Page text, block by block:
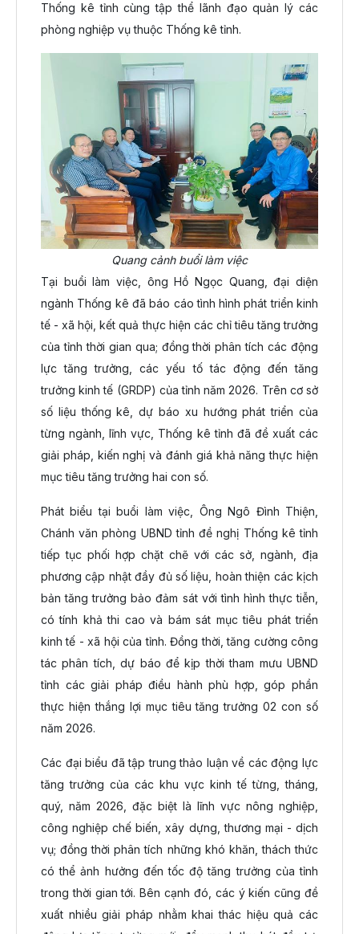
Thống kê tỉnh cùng tập thể lãnh đạo quản lý các
phòng nghiệp vụ thuộc Thống kê tỉnh.
Quang cảnh buổi làm việc
Tại buổi làm việc, ông Hồ Ngọc Quang, đại diện
ngành Thống kê đã báo cáo tình hình phát triển kinh
tế - xã hội, kết quả thực hiện các chỉ tiêu tăng trưởng
của tỉnh thời gian qua; đồng thời phân tích các động
lực tăng trưởng, các yếu tố tác động đến tăng
trưởng kinh tế (GRDP) của tỉnh năm 2026. Trên cơ sở
số liệu thống kê, dự báo xu hướng phát triển của
từng ngành, lĩnh vực, Thống kê tỉnh đã đề xuất các
giải pháp, kiến nghị và đánh giá khả năng thực hiện
mục tiêu tăng trưởng hai con số.
Phát biểu tại buổi làm việc, Ông Ngô Đình Thiện,
Chánh văn phòng UBND tỉnh đề nghị Thống kê tỉnh
tiếp tục phối hợp chặt chẽ với các sở, ngành, địa
phương cập nhật đầy đủ số liệu, hoàn thiện các kịch
bản tăng trưởng bảo đảm sát với tình hình thực tiễn,
có tính khả thi cao và bám sát mục tiêu phát triển
kinh tế - xã hội của tỉnh. Đồng thời, tăng cường công
tác phân tích, dự báo để kịp thời tham mưu UBND
tỉnh các giải pháp điều hành phù hợp, góp phần
thực hiện thắng lợi mục tiêu tăng trưởng 02 con số
năm 2026.
Các đại biểu đã tập trung thảo luận về các động lực
tăng trưởng của các khu vực kinh tế từng, tháng,
quý, năm 2026, đặc biệt là lĩnh vực nông nghiệp,
công nghiệp chế biến, xây dựng, thương mại - dịch
vụ; đồng thời phân tích những khó khăn, thách thức
có thể ảnh hưởng đến tốc độ tăng trưởng của tỉnh
trong thời gian tới. Bên cạnh đó, các ý kiến cũng đề
xuất nhiều giải pháp nhằm khai thác hiệu quả các